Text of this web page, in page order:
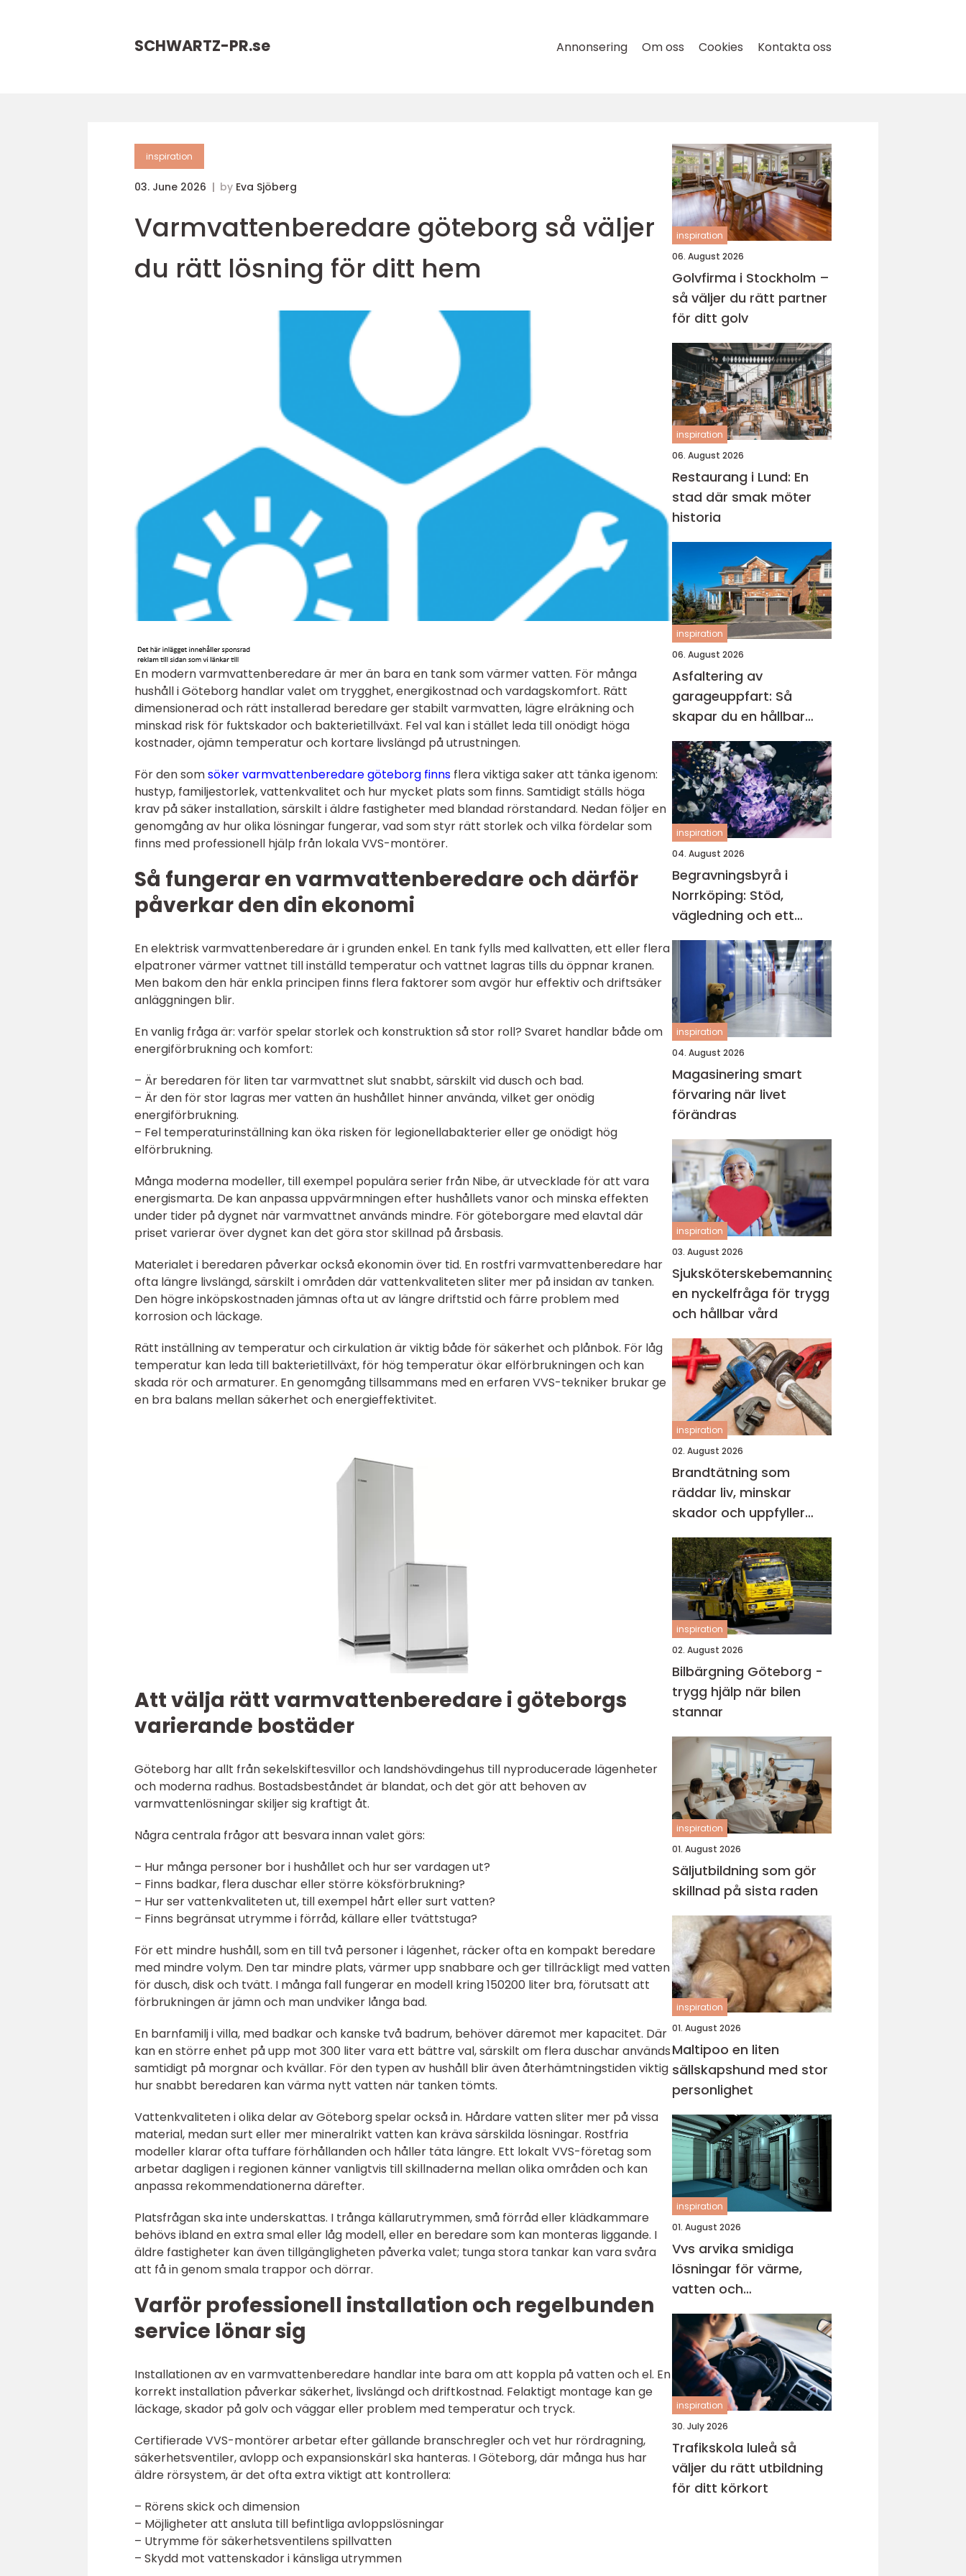
SCHWARTZ-PR.se Annonsering Om oss Cookies Kontakta oss
inspiration
03. June 2026 by Eva Sjöberg
Varmvattenberedare göteborg så väljer
du rätt lösning för ditt hem
En modern varmvattenberedare är mer än bara en tank som värmer vatten. För många
hushåll i Göteborg handlar valet om trygghet, energikostnad och vardagskomfort. Rätt
dimensionerad och rätt installerad beredare ger stabilt varmvatten, lägre elräkning och
minskad risk för fuktskador och bakterietillväxt. Fel val kan i stället leda till onödigt höga
kostnader, ojämn temperatur och kortare livslängd på utrustningen.
För den somsöker varmvattenberedare göteborg finns flera viktiga saker att tänka igenom:
hustyp, familjestorlek, vattenkvalitet och hur mycket plats som finns. Samtidigt ställs höga
krav på säker installation, särskilt i äldre fastigheter med blandad rörstandard. Nedan följer en
genomgång av hur olika lösningar fungerar, vad som styr rätt storlek och vilka fördelar som
finns med professionell hjälp från lokala VVS-montörer.
Så fungerar en varmvattenberedare och därför
påverkar den din ekonomi
En elektrisk varmvattenberedare är i grunden enkel. En tank fylls med kallvatten, ett eller flera
elpatroner värmer vattnet till inställd temperatur och vattnet lagras tills du öppnar kranen.
Men bakom den här enkla principen finns flera faktorer som avgör hur effektiv och driftsäker
anläggningen blir.
En vanlig fråga är: varför spelar storlek och konstruktion så stor roll? Svaret handlar både om
energiförbrukning och komfort:
– Är beredaren för liten tar varmvattnet slut snabbt, särskilt vid dusch och bad.
– Är den för stor lagras mer vatten än hushållet hinner använda, vilket ger onödig
energiförbrukning.
– Fel temperaturinställning kan öka risken för legionellabakterier eller ge onödigt hög
elförbrukning.
Många moderna modeller, till exempel populära serier från Nibe, är utvecklade för att vara
energismarta. De kan anpassa uppvärmningen efter hushållets vanor och minska effekten
under tider på dygnet när varmvattnet används mindre. För göteborgare med elavtal där
priset varierar över dygnet kan det göra stor skillnad på årsbasis.
Materialet i beredaren påverkar också ekonomin över tid. En rostfri varmvattenberedare har
ofta längre livslängd, särskilt i områden där vattenkvaliteten sliter mer på insidan av tanken.
Den högre inköpskostnaden jämnas ofta ut av längre driftstid och färre problem med
korrosion och läckage.
Rätt inställning av temperatur och cirkulation är viktig både för säkerhet och plånbok. För låg
temperatur kan leda till bakterietillväxt, för hög temperatur ökar elförbrukningen och kan
skada rör och armaturer. En genomgång tillsammans med en erfaren VVS-tekniker brukar ge
en bra balans mellan säkerhet och energieffektivitet.
Att välja rätt varmvattenberedare i göteborgs
varierande bostäder
Göteborg har allt från sekelskiftesvillor och landshövdingehus till nyproducerade lägenheter
och moderna radhus. Bostadsbeståndet är blandat, och det gör att behoven av
varmvattenlösningar skiljer sig kraftigt åt.
Några centrala frågor att besvara innan valet görs:
– Hur många personer bor i hushållet och hur ser vardagen ut?
– Finns badkar, flera duschar eller större köksförbrukning?
– Hur ser vattenkvaliteten ut, till exempel hårt eller surt vatten?
– Finns begränsat utrymme i förråd, källare eller tvättstuga?
För ett mindre hushåll, som en till två personer i lägenhet, räcker ofta en kompakt beredare
med mindre volym. Den tar mindre plats, värmer upp snabbare och ger tillräckligt med vatten
för dusch, disk och tvätt. I många fall fungerar en modell kring 150200 liter bra, förutsatt att
förbrukningen är jämn och man undviker långa bad.
En barnfamilj i villa, med badkar och kanske två badrum, behöver däremot mer kapacitet. Där
kan en större enhet på upp mot 300 liter vara ett bättre val, särskilt om flera duschar används
samtidigt på morgnar och kvällar. För den typen av hushåll blir även återhämtningstiden viktig
hur snabbt beredaren kan värma nytt vatten när tanken tömts.
Vattenkvaliteten i olika delar av Göteborg spelar också in. Hårdare vatten sliter mer på vissa
material, medan surt eller mer mineralrikt vatten kan kräva särskilda lösningar. Rostfria
modeller klarar ofta tuffare förhållanden och håller täta längre. Ett lokalt VVS-företag som
arbetar dagligen i regionen känner vanligtvis till skillnaderna mellan olika områden och kan
anpassa rekommendationerna därefter.
Platsfrågan ska inte underskattas. I trånga källarutrymmen, små förråd eller klädkammare
behövs ibland en extra smal eller låg modell, eller en beredare som kan monteras liggande. I
äldre fastigheter kan även tillgängligheten påverka valet; tunga stora tankar kan vara svåra
att få in genom smala trappor och dörrar.
Varför professionell installation och regelbunden
service lönar sig
Installationen av en varmvattenberedare handlar inte bara om att koppla på vatten och el. En
korrekt installation påverkar säkerhet, livslängd och driftkostnad. Felaktigt montage kan ge
läckage, skador på golv och väggar eller problem med temperatur och tryck.
Certifierade VVS-montörer arbetar efter gällande branschregler och vet hur rördragning,
säkerhetsventiler, avlopp och expansionskärl ska hanteras. I Göteborg, där många hus har
äldre rörsystem, är det ofta extra viktigt att kontrollera:
– Rörens skick och dimension
– Möjligheter att ansluta till befintliga avloppslösningar
– Utrymme för säkerhetsventilens spillvatten
– Skydd mot vattenskador i känsliga utrymmen
inspiration
06. August 2026
Golvfirma i Stockholm –
så väljer du rätt partner
för ditt golv
inspiration
06. August 2026
Restaurang i Lund: En
stad där smak möter
historia
inspiration
06. August 2026
Asfaltering av
garageuppfart: Så
skapar du en hållbar
och snygg infart
inspiration
04. August 2026
Begravningsbyrå i
Norrköping: Stöd,
vägledning och ett
värdigt avsked
inspiration
04. August 2026
Magasinering smart
förvaring när livet
förändras
inspiration
03. August 2026
Sjuksköterskebemanning
en nyckelfråga för trygg
och hållbar vård
inspiration
02. August 2026
Brandtätning som
räddar liv, minskar
skador och uppfyller
lagkrav
inspiration
02. August 2026
Bilbärgning Göteborg -
trygg hjälp när bilen
stannar
inspiration
01. August 2026
Säljutbildning som gör
skillnad på sista raden
inspiration
01. August 2026
Maltipoo en liten
sällskapshund med stor
personlighet
inspiration
01. August 2026
Vvs arvika smidiga
lösningar för värme,
vatten och
inomhusklimat
inspiration
30. July 2026
Trafikskola luleå så
väljer du rätt utbildning
för ditt körkort